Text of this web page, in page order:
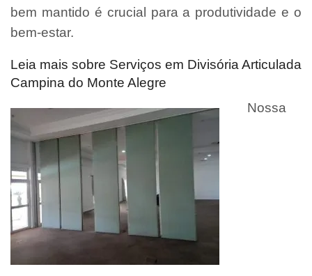
bem mantido é crucial para a produtividade e o
bem-estar.
Leia mais sobre Serviços em Divisória Articulada
Campina do Monte Alegre
Nossa